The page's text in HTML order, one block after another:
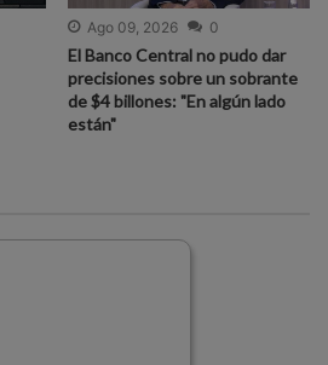
Ago 09, 2026 0
El Banco Central no pudo dar
precisiones sobre un sobrante
de $4 billones: "En algún lado
están"